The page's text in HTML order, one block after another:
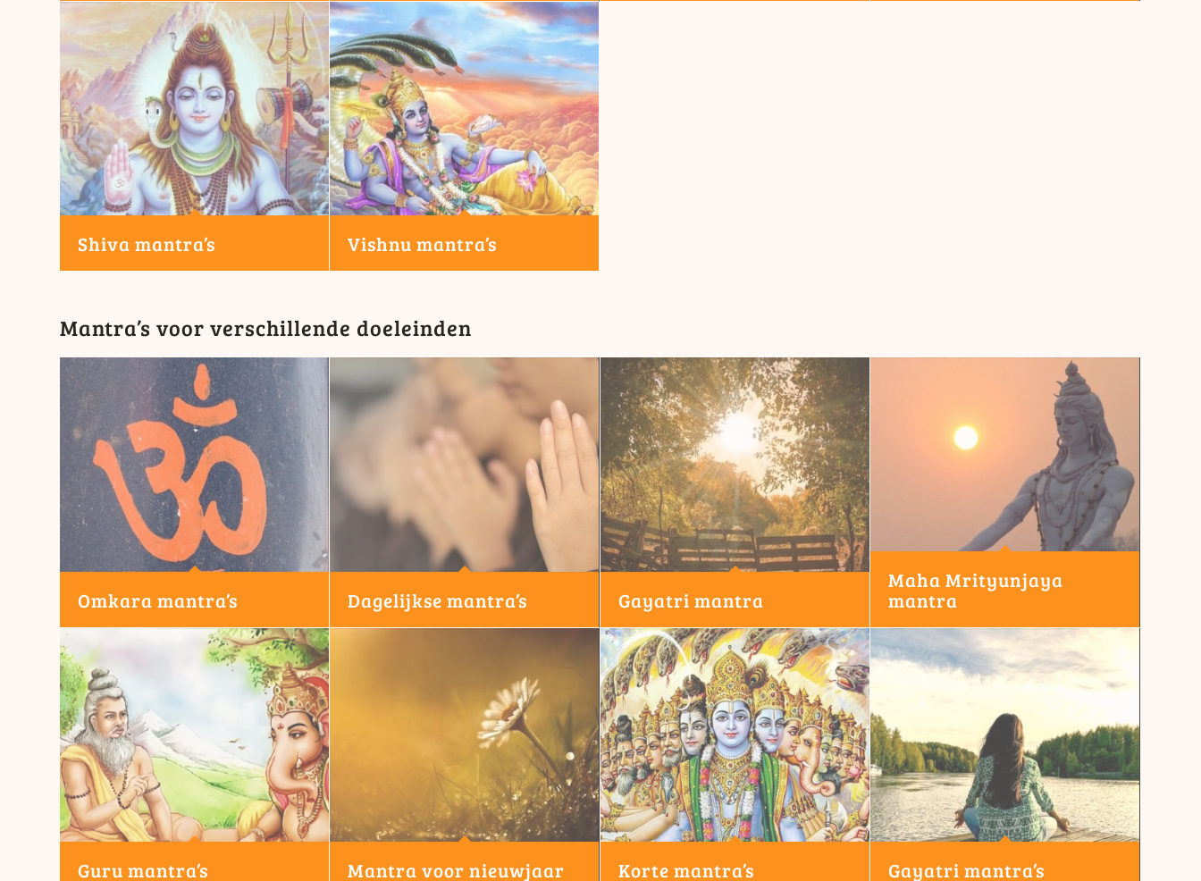
Shiva mantra’s Vishnu mantra’s
Mantra’s voor verschillende doeleinden
Omkara mantra’s Dagelijkse mantra’s Gayatri mantra
Maha Mrityunjaya
mantra
Guru mantra’s Mantra voor nieuwjaar Korte mantra’s Gayatri mantra’s